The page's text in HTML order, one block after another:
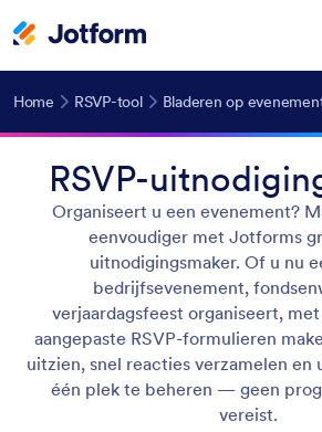
Home RSVP-tool Bladeren op
RSVP-
Organiseert u een evenement?
eenvoudiger met Jotforms
uitnodigingsmaker. Of u nu
bedrijfsevenement,
verjaardagsfeest organiseert,
aangepaste RSVP-formulieren
uitzien, snel reacties verzamelen en
één plek te beheren — geen
vereist.